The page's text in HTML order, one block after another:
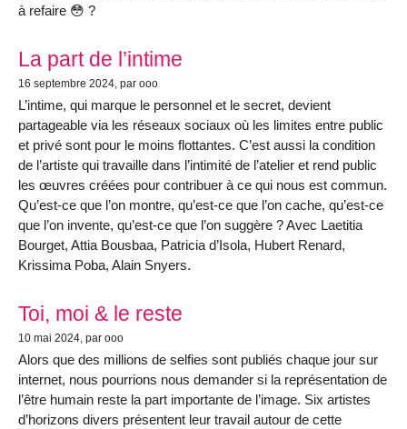
à refaire 😳 ?
La part de l’intime
16 septembre 2024, par ooo
L’intime, qui marque le personnel et le secret, devient
partageable via les réseaux sociaux où les limites entre public
et privé sont pour le moins flottantes. C’est aussi la condition
de l’artiste qui travaille dans l’intimité de l’atelier et rend public
les œuvres créées pour contribuer à ce qui nous est commun.
Qu’est-ce que l’on montre, qu’est-ce que l’on cache, qu’est-ce
que l’on invente, qu’est-ce que l’on suggère ? Avec Laetitia
Bourget, Attia Bousbaa, Patricia d’Isola, Hubert Renard,
Krissima Poba, Alain Snyers.
Toi, moi & le reste
10 mai 2024, par ooo
Alors que des millions de selfies sont publiés chaque jour sur
internet, nous pourrions nous demander si la représentation de
l’être humain reste la part importante de l’image. Six artistes
d’horizons divers présentent leur travail autour de cette